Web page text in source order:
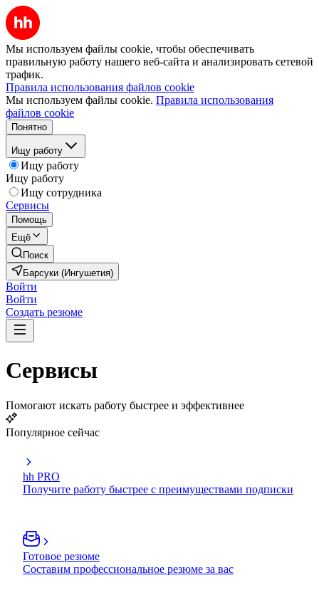
Мы используем файлы cookie, чтобы обеспечивать
правильную работу нашего веб-сайта и анализировать сетевой
трафик.
Правила использования файлов cookie
Мы используем файлы cookie. Правила использования
файлов cookie
Понятно
Ищу работу
Ищу работу
Ищу работу
Ищу сотрудника
Сервисы
Помощь
Ещё
Поиск
Барсуки (Ингушетия)
Войти
Войти
Создать резюме
Сервисы
Помогают искать работу быстрее и эффективнее
Популярное сейчас
hh PRO
Получите работу быстрее с преимуществами подписки
Готовое резюме
Составим профессиональное резюме за вас